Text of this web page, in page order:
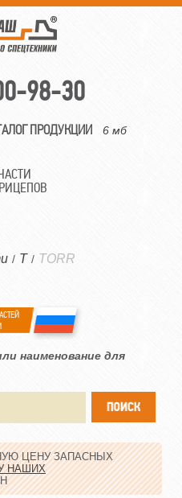
98-30
ПРОДУКЦИИ 6 мб
/ T / TORR
наименование для
ЦЕНУ ЗАПАСНЫХ
НАШИХ